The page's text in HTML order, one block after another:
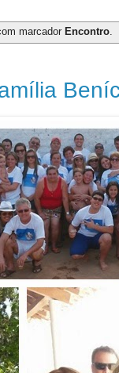
marcador Encontro.